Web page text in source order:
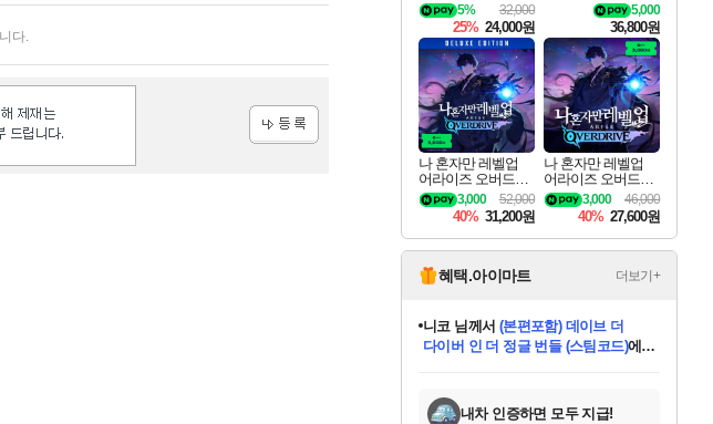
다.
32,000
5%
25% 24,000원
나로크 업그레이드
킷 Granblue Fantasy
Relink Endless Ragn
arok Upgrade Kit DL
C
5,000
36,800원
나 혼자만 레벨업
어라이즈 오버드라
이브 디럭스 에디션
Solo Leveling Arise
Overdrive Deluxe Edi
tion
52,000
3,000
40% 31,200원
나 혼자만 레벨업
어라이즈 오버드라
이브 Solo Leveling A
rise
46,000
3,000
40% 27,600원
혜택.아이마트 더보기+
교환.
당첨되셨습니다.
니코님께서 (본편포함) 데이브 더
다이버 인 더 정글 번들 (스팀코드)에
당첨되셨습니다.
당첨되셨습니다.
당첨되셨습니다.
당첨되셨습니다.
당첨되셨습니다.
에디션 (스팀코드)를 교환.
당첨되셨습니다.
내차 인증하면 모두 지급!